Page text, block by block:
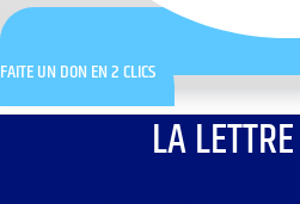
FAITE UN DON EN 2 CLICS
LA